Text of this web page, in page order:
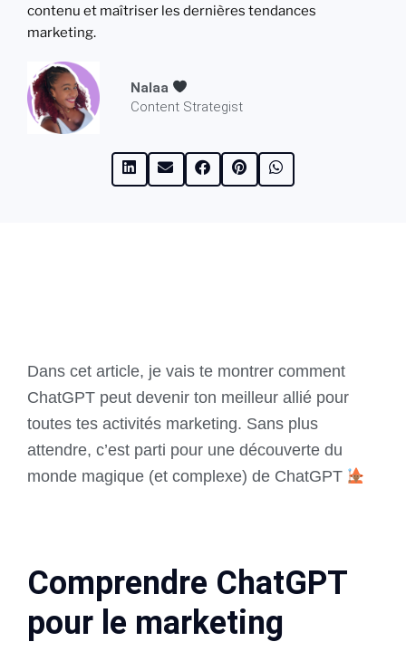
contenu et maîtriser les dernières tendances
marketing.
Nalaa
Content Strategist
Dans cet article, je vais te montrer comment
ChatGPT peut devenir ton meilleur allié pour
toutes tes activités marketing. Sans plus
attendre, c’est parti pour une découverte du
monde magique (et complexe) de ChatGPT
Comprendre ChatGPT
pour le marketing